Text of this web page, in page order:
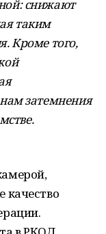
снижают
таким
Кроме того,
затемнения
качество